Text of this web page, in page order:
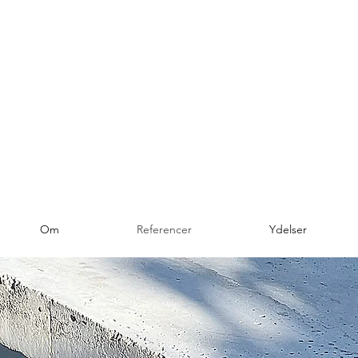
Om Referencer Ydelser